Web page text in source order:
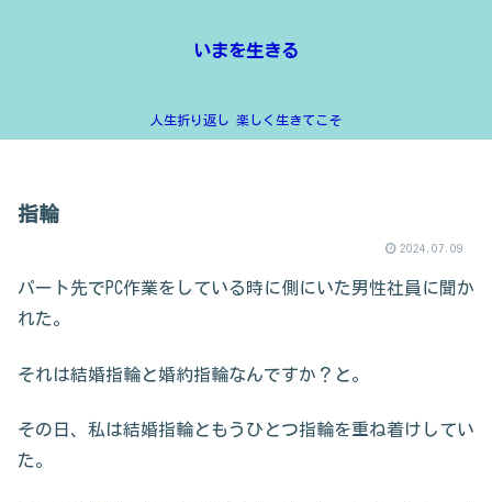
いまを生きる
人生折り返し 楽しく生きてこそ
指輪
2024.07.09
パート先でPC作業をしている時に側にいた男性社員に聞か
れた。
それは結婚指輪と婚約指輪なんですか？と。
その日、私は結婚指輪ともうひとつ指輪を重ね着けしてい
た。